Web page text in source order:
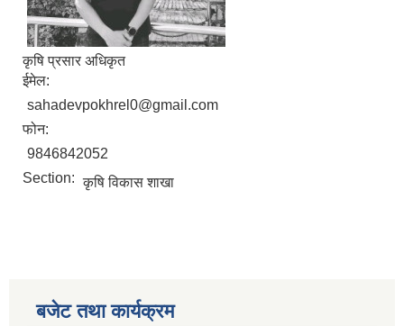
कृषि प्रसार अधिकृत
ईमेल:
sahadevpokhrel0@gmail.com
फोन:
9846842052
Section: कृषि विकास शाखा
बजेट तथा कार्यक्रम